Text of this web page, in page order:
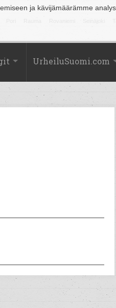
ja kävijämäärämme
UrheiluSuomi.com